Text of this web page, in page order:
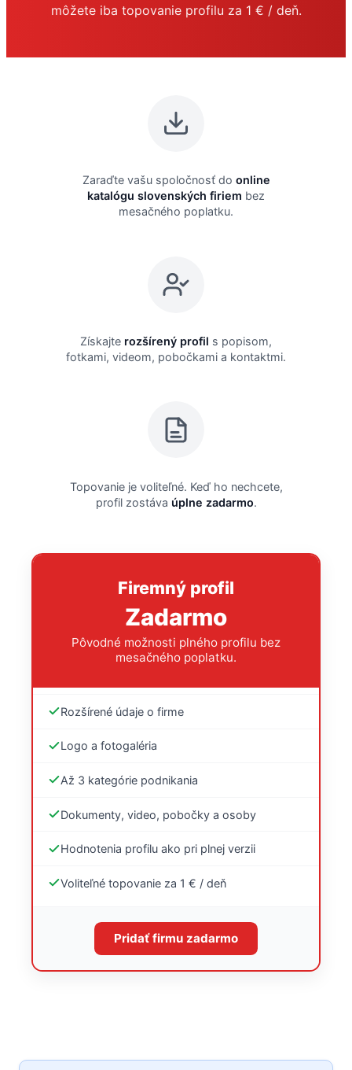
môžete iba topovanie profilu za 1 € / deň.
Zaraďte vašu spoločnosť do online
katalógu slovenských firiem bez
mesačného poplatku.
Získajte rozšírený profil s popisom,
fotkami, videom, pobočkami a kontaktmi.
Topovanie je voliteľné. Keď ho nechcete,
profil zostáva úplne zadarmo.
Firemný profil
Zadarmo
Pôvodné možnosti plného profilu bez
mesačného poplatku.
Rozšírené údaje o firme
Logo a fotogaléria
Až 3 kategórie podnikania
Dokumenty, video, pobočky a osoby
Hodnotenia profilu ako pri plnej verzii
Voliteľné topovanie za 1 € / deň
Pridať firmu zadarmo